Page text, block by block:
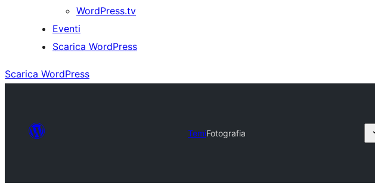
WordPress.tv
Eventi
Scarica WordPress
Scarica WordPress
TemiFotografia